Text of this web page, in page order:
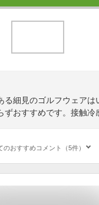
細見のゴルフウェアは
おすすめです。接触冷
のおすすめコメント（5件）